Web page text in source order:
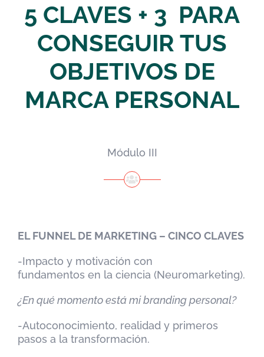
5 CLAVES + 3 PARA
CONSEGUIR TUS
OBJETIVOS DE
MARCA PERSONAL
Módulo III
EL FUNNEL DE MARKETING – CINCO CLAVES
-Impacto y motivación con
fundamentos en la ciencia (Neuromarketing).
¿En qué momento está mibrandingpersonal?
-Autoconocimiento, realidad y primeros
pasos a la transformación.